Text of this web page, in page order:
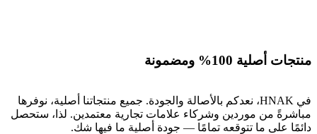
منتجات أصلية 100% ومضمونة
في HNAK، نعدكم بالأصالة والجودة. جميع منتجاتنا أصلية، نوفرها
مباشرةً من موردين وشركاء علامات تجارية معتمدين. لذا، ستحصل
دائمًا على ما تتوقعه تمامًا — جودة أصلية ما فيها شك.